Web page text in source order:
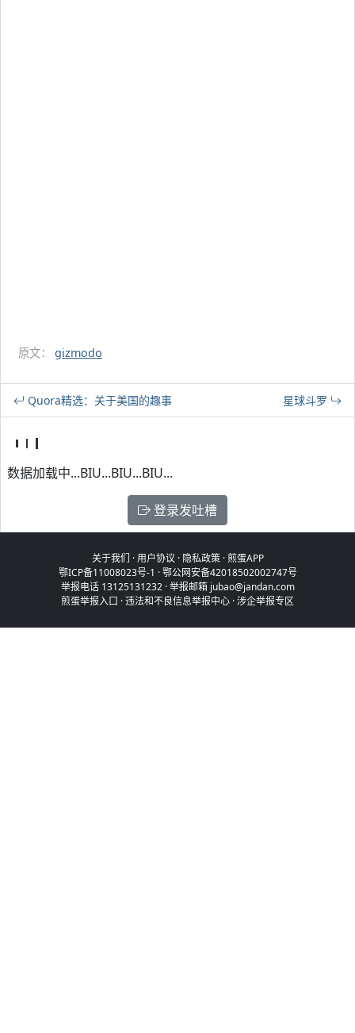
原文： gizmodo
Quora精选：关于美国的趣事 星球斗罗
数据加载中...BIU...BIU...BIU...
登录发吐槽
关于我们 ·用户协议 · 隐私政策·煎蛋APP
鄂ICP备11008023号-1 ·鄂公网安备42018502002747号
举报电话 13125131232 · 举报邮箱 jubao@jandan.com
煎蛋举报入口 ·违法和不良信息举报中心 ·涉企举报专区